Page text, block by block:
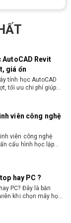
đến 3D
viên thiết kế đồ họa
hình tối ưu, dùng
AutoCAD Revit
giá ổn
tính học AutoCAD
tối ưu chi phí giúp
viên công nghệ
viên công nghệ
cấu hình học lập
hay PC ?
PC? Đây là băn
khi chọn máy học